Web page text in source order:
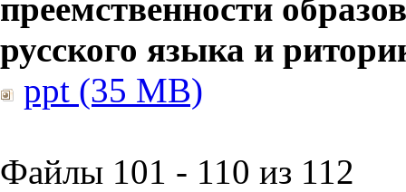
преемственности
русского языка и
ppt (35 MB)
Файлы 101 - 110 из 112